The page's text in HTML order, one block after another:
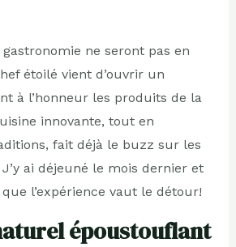
ne seront pas en
étoilé vient d’ouvrir un
à l’honneur les produits de la
innovante, tout en
fait déjà le buzz sur les
ai déjeuné le mois dernier et
l’expérience vaut le détour!
époustouflant